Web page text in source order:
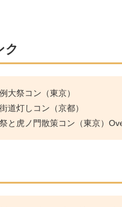
ク
大祭コン（東京）
道灯しコン（京都）
と虎ノ門散策コン（東京）